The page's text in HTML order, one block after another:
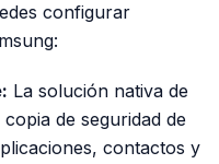
configurar
La solución nativa de
de seguridad de
contactos y